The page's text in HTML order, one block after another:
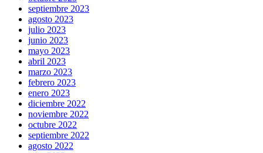
septiembre 2023
agosto 2023
julio 2023
junio 2023
mayo 2023
abril 2023
marzo 2023
febrero 2023
enero 2023
diciembre 2022
noviembre 2022
octubre 2022
septiembre 2022
agosto 2022